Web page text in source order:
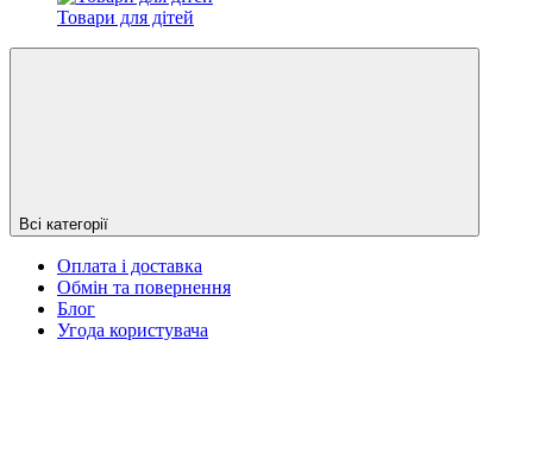
Товари для дітей
Всі категорії
Оплата і доставка
Обмін та повернення
Блог
Угода користувача